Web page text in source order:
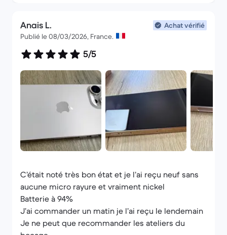
Anais L.
Achat vérifié
Publié le 08/03/2026, France.
5/5
C’était noté très bon état et je l’ai reçu neuf sans
aucune micro rayure et vraiment nickel
Batterie à 94%
J’ai commander un matin je l’ai reçu le lendemain
Je ne peut que recommander les ateliers du